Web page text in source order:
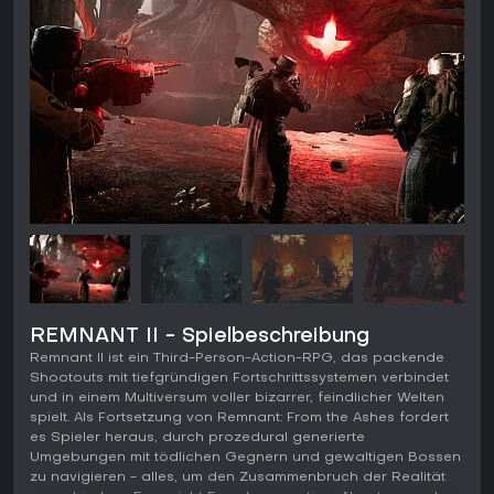
REMNANT II - Spielbeschreibung
Remnant II ist ein Third-Person-Action-RPG, das packende
Shootouts mit tiefgründigen Fortschrittssystemen verbindet
und in einem Multiversum voller bizarrer, feindlicher Welten
spielt. Als Fortsetzung von Remnant: From the Ashes fordert
es Spieler heraus, durch prozedural generierte
Umgebungen mit tödlichen Gegnern und gewaltigen Bossen
zu navigieren - alles, um den Zusammenbruch der Realität